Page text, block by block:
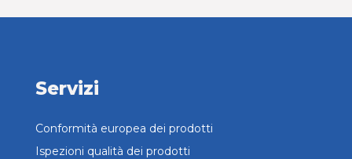
Servizi
Conformità europea dei prodotti
Ispezioni qualità dei prodotti